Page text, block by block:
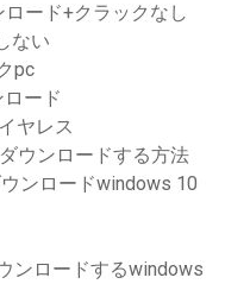
ード+クラックなし
ない
pc
ード
ヤレス
ウンロードする方法
ンロードwindows 10
ンロードするwindows